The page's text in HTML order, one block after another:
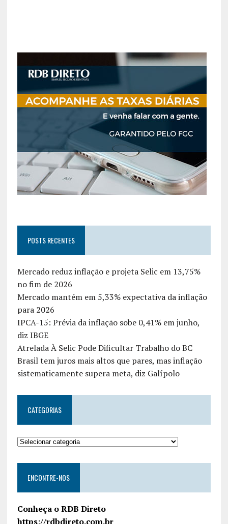
POSTS RECENTES
Mercado reduz inflação e projeta Selic em 13,75%
no fim de 2026
Mercado mantém em 5,33% expectativa da inflação
para 2026
IPCA-15: Prévia da inflação sobe 0,41% em junho,
diz IBGE
Atrelada À Selic Pode Dificultar Trabalho do BC
Brasil tem juros mais altos que pares, mas inflação
sistematicamente supera meta, diz Galípolo
CATEGORIAS
ENCONTRE-NOS
Conheça o RDB Direto
https://rdbdireto.com.br